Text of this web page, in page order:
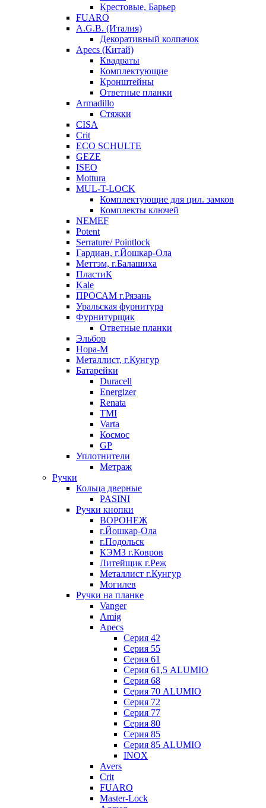
Крестовые, Барьер
FUARO
A.G.B. (Италия)
Декоративный колпачок
Apecs (Китай)
Квадраты
Комплектующие
Кронштейны
Ответные планки
Armadillo
Стяжки
CISA
Crit
ECO SCHULTE
GEZE
ISEO
Mottura
MUL-T-LOCK
Комплектующие для цил. замков
Комплекты ключей
NEMEF
Potent
Serrature/ Pointlock
Гардиан, г.Йошкар-Ола
Меттэм, г.Балашиха
ПластиК
Kale
ПРОСАМ г.Рязань
Уральская фурнитура
Фурнитурщик
Ответные планки
Эльбор
Нора-М
Металлист, г.Кунгур
Батарейки
Duracell
Energizer
Renata
TMI
Varta
Космос
GP
Уплотнители
Метраж
Ручки
Кольца дверные
PASINI
Ручки кнопки
ВОРОНЕЖ
г.Йошкар-Ола
г.Подольск
КЭМЗ г.Ковров
Литейщик г.Реж
Металлист г.Кунгур
Могилев
Ручки на планке
Vanger
Amig
Apecs
Серия 42
Серия 55
Серия 61
Серия 61,5 ALUMIO
Серия 68
Серия 70 ALUMIO
Серия 72
Серия 77
Серия 80
Серия 85
Серия 85 ALUMIO
INOX
Avers
Crit
FUARO
Master-Lock